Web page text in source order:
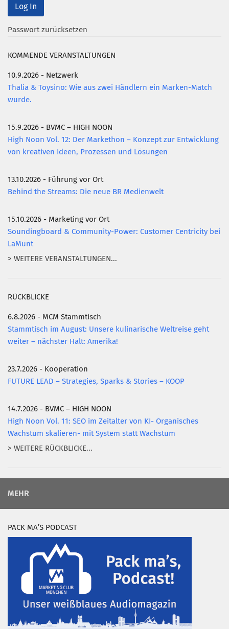
MARKETING PIONIERE
Newsletter
Clubmagazin
MCM Club TV
Mitglied werden
PODCAST
KONTAKT
Passwort zurücksetzen
KOMMENDE VERANSTALTUNGEN
10.9.2026 - Netzwerk
Thalia & Toysino: Wie aus zwei Händlern ein Marken-Match
wurde.
15.9.2026 - BVMC – HIGH NOON
High Noon Vol. 12: Der Markethon – Konzept zur Entwicklung
von kreativen Ideen, Prozessen und Lösungen
13.10.2026 - Führung vor Ort
Behind the Streams: Die neue BR Medienwelt
15.10.2026 - Marketing vor Ort
Soundingboard & Community-Power: Customer Centricity bei
LaMunt
> WEITERE VERANSTALTUNGEN...
RÜCKBLICKE
6.8.2026 - MCM Stammtisch
Stammtisch im August: Unsere kulinarische Weltreise geht
weiter – nächster Halt: Amerika!
23.7.2026 - Kooperation
FUTURE LEAD – Strategies, Sparks & Stories – KOOP
14.7.2026 - BVMC – HIGH NOON
High Noon Vol. 11: SEO im Zeitalter von KI- Organisches
Wachstum skalieren- mit System statt Wachstum
> WEITERE RÜCKBLICKE...
MEHR
PACK MA’S PODCAST